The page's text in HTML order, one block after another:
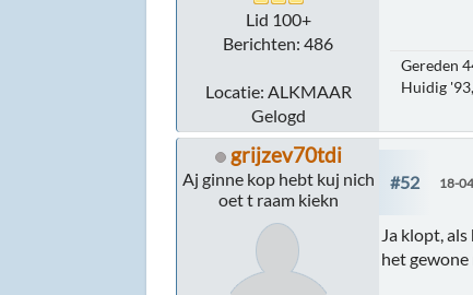
Lid 100+
Berichten: 486
Locatie: ALKMAAR
Gelogd
Gereden
Huidig
grijzev70tdi
Aj ginne kop hebt kuj nich
oet t raam kiekn
#52 18-
Ja klopt,
het